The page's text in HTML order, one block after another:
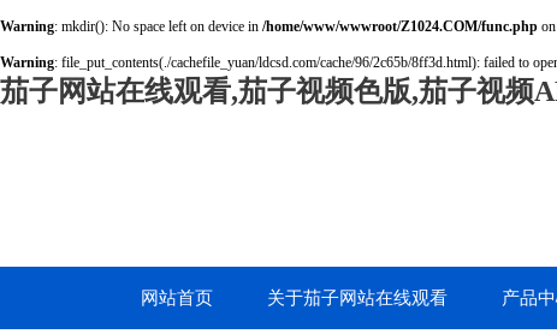
Warning: mkdir(): No space left on device in /home/www/wwwroot/Z1024.COM/func.php
Warning: file_put_contents(./cachefile_yuan/ldcsd.com/cache/96/2c65b/8ff3d.html): failed to
茄子网站在线观看,茄子视频色版,茄子视频
网站首页 关于茄子网站在线观看 产品